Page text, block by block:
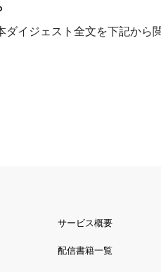
イジェスト全文を下記から
サービス概要
配信書籍一覧